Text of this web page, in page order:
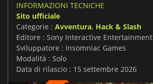
INFORMAZIONI TECNICHE
Sito ufficiale
Categorie : Avventura, Hack & Slash
Editore : Sony Interactive Entertainment
Sviluppatore : Insomniac Games
Modalità : Solo
Data di rilascio : 15 settembre 2026